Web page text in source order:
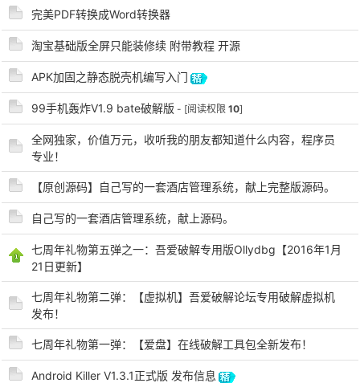
po
完美PDF转换成Word转换器
淘宝基础版全屏只能装修续 附带教程 开源
APK加固之静态脱壳机编写入门
99手机轰炸V1.9 bate破解版 - [阅读权限 10]
全网独家，价值万元，收听我的朋友都知道什么内容，程序员
专业！
【原创源码】自己写的一套酒店管理系统，献上完整版源码。
自己写的一套酒店管理系统，献上源码。
七周年礼物第五弹之一：吾爱破解专用版Ollydbg【2016年1月
21日更新】
七周年礼物第二弹：【虚拟机】吾爱破解论坛专用破解虚拟机
发布！
七周年礼物第一弹：【爱盘】在线破解工具包全新发布！
Android Killer V1.3.1正式版 发布信息